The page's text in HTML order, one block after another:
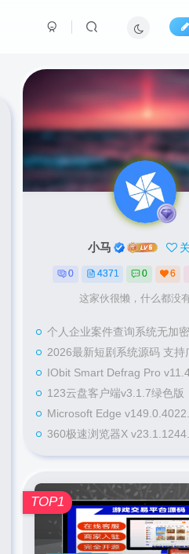
小马
0 4371 0 6
这家伙很懒，什么都没
个人企业案件查询系统无加
2026最新短剧系统源码 支持广告会员功
IObit Smart Defrag Pro
123云盘客户端v3.1.7绿色版
Microsoft Edge
360极速浏览器X
TOP1